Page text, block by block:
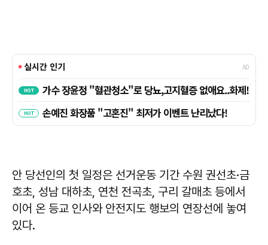
안 당선인의 첫 일정은 선거운동 기간 수원 권선초·금
호초, 성남 대하초, 연천 전곡초, 구리 갈매초 등에서
이어 온 등교 인사와 안전지도 행보의 연장선에 놓여
있다.